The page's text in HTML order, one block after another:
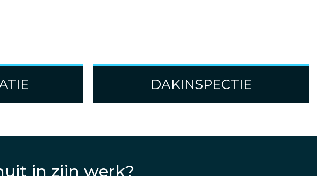
DAKINSPECTIE
in zijn werk?